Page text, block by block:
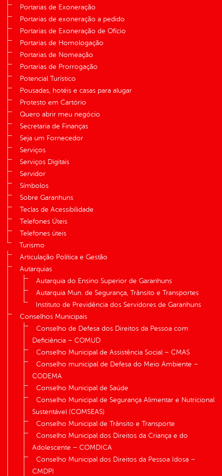
Portarias de Exoneração
Portarias de exoneração a pedido
Portarias de Exoneração de Ofício
Portarias de Homologação
Portarias de Nomeação
Portarias de Prorrogação
Potencial Turístico
Pousadas, hotéis e casas para alugar
Protesto em Cartório
Quero abrir meu negócio
Secretaria de Finanças
Seja um Fornecedor
Serviços
Serviços Digitais
Servidor
Símbolos
Sobre Garanhuns
Teclas de Acessibilidade
Telefones Úteis
Telefones úteis
Turismo
Articulação Política e Gestão
Autarquias
Autarquia do Ensino Superior de Garanhuns
Autarquia Mun. de Segurança, Trânsito e Transportes
Instituto de Previdência dos Servidores de Garanhuns
Conselhos Municipais
Conselho de Defesa dos Direitos da Pessoa com
Deficiência – COMUD
Conselho Municipal de Assistência Social – CMAS
Conselho municipal de Defesa do Meio Ambiente –
CODEMA
Conselho Municipal de Saúde
Conselho Municipal de Segurança Alimentar e Nutricional
Sustentável (COMSEAS)
Conselho Municipal de Trânsito e Transporte
Conselho Municipal dos Direitos da Criança e do
Adolescente – COMDICA
Conselho Municipal dos Direitos da Pessoa Idosa –
CMDPI